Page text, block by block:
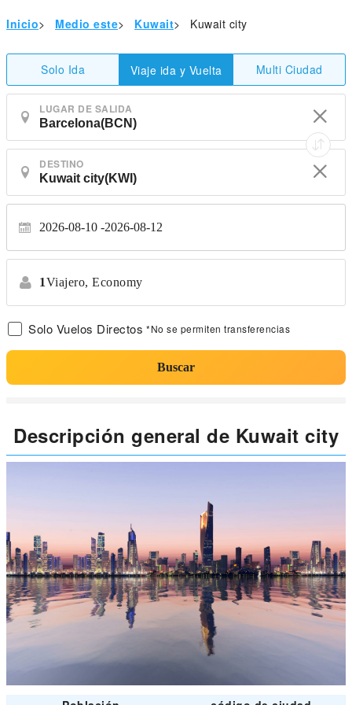
Inicio> Medio este> Kuwait> Kuwait city
Solo Ida Viaje ida y Vuelta Multi Ciudad
LUGAR DE SALIDA
DESTINO
2026-08-10 2026-08-12
1Viajero, Economy
Solo Vuelos Directos *No se permiten transferencias
Buscar
Descripción general de Kuwait city